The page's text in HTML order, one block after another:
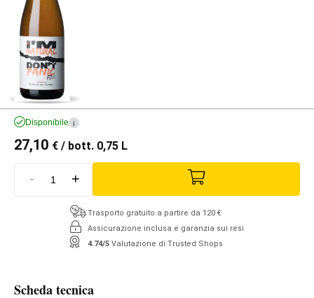
Disponibile i
27,10 € / bott. 0,75 L
- +
Trasporto gratuito a partire da 120 €
Assicurazione inclusa e garanzia sui resi
4.74/5 Valutazione di Trusted Shops
Scheda tecnica